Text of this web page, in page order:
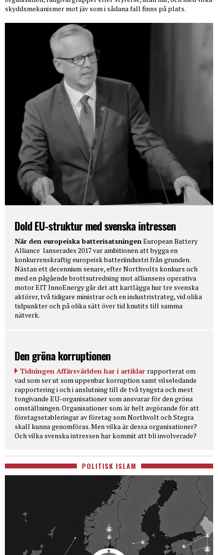
skyddsmekanismer mot jäv som i sådana fall finns på plats.
Dold EU-struktur med svenska intressen
När den europeiska batterisatsningenEuropean Battery
Alliance lanserades 2017 var ambitionen att bygga en
konkurrenskraftig europeisk batteriindustri från grunden.
Nästan ett decennium senare, efter Northvolts konkurs och
med en pågående brottsutredning mot alliansens operativa
motor EIT InnoEnergy går det att kartlägga hur tre svenska
aktörer, två tidigare ministrar och en industristrateg, vid olika
tidpunkter och på olika sätt över tid knutits till samma
nätverk.
Den gröna korruptionen
Tidningen Affärsvärlden har i artiklar rapporterat om
vad som ser ut som uppenbar korruption samt vilseledande
rapportering i och i anslutning till de två tyngsta och mest
tongivande EU-organisationer som ansvarar för den gröna
omställningen. Organisationer som är helt avgörande för att
företagsetableringar av företag som Northvolt och Stegra
skall kunna genomföras. Men vilka är dessa organisationer?
Och vilka svenska intressen har kommit att bli involverade?
POLITISK ISLAM